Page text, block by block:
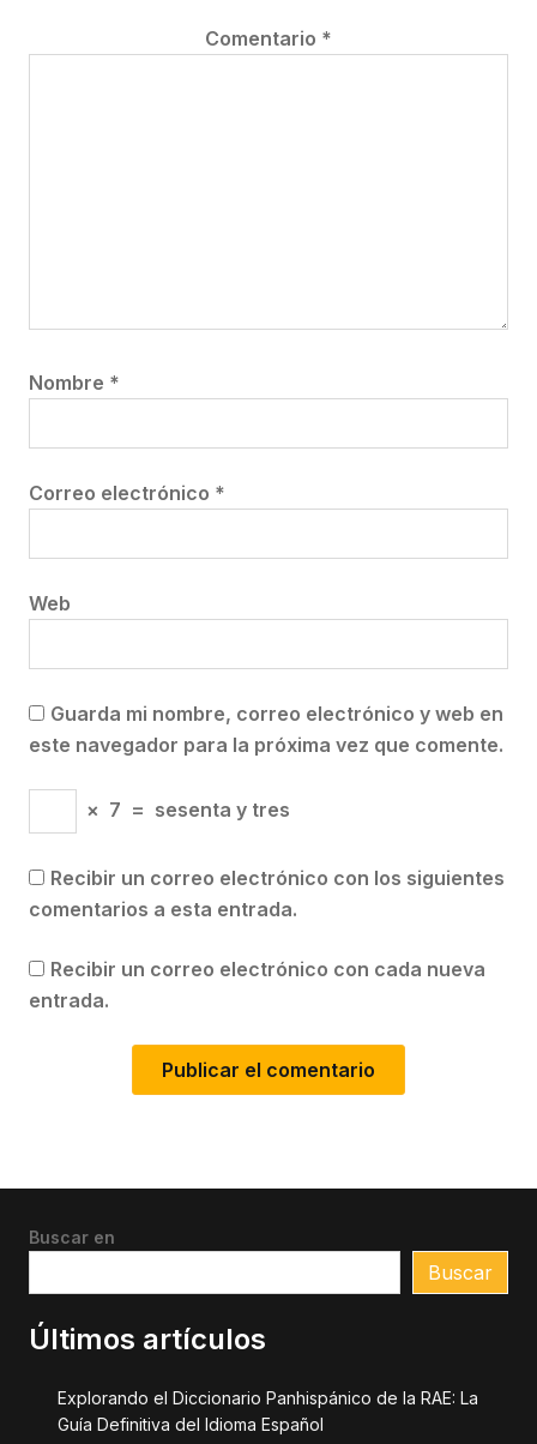
Comentario *
Nombre *
Correo electrónico *
Web
Guarda mi nombre, correo electrónico y web en
este navegador para la próxima vez que comente.
× 7 = sesenta y tres
Recibir un correo electrónico con los siguientes
comentarios a esta entrada.
Recibir un correo electrónico con cada nueva
entrada.
Buscar en
Buscar
Últimos artículos
Explorando el Diccionario Panhispánico de la RAE: La
Guía Definitiva del Idioma Español